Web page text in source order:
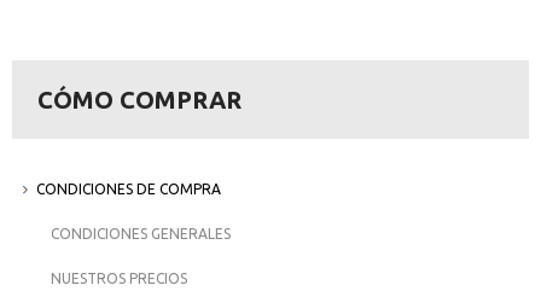
CÓMO COMPRAR
CONDICIONES DE COMPRA
CONDICIONES GENERALES
NUESTROS PRECIOS